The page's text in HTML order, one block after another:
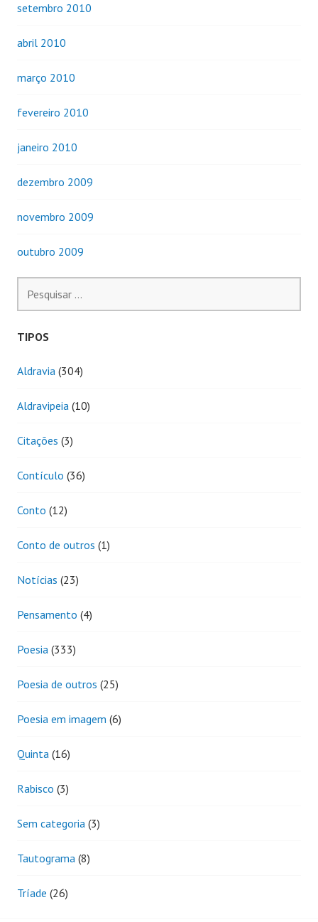
setembro 2010
abril 2010
março 2010
fevereiro 2010
janeiro 2010
dezembro 2009
novembro 2009
outubro 2009
por:
TIPOS
Aldravia (304)
Aldravipeia (10)
Citações (3)
Contículo (36)
Conto (12)
Conto de outros (1)
Notícias (23)
Pensamento (4)
Poesia (333)
Poesia de outros (25)
Poesia em imagem (6)
Quinta (16)
Rabisco (3)
Sem categoria (3)
Tautograma (8)
Tríade (26)